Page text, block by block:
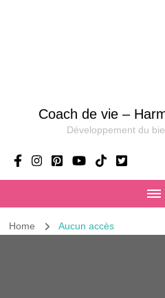
Coach de vie –
Développement du
Home Aucun accès